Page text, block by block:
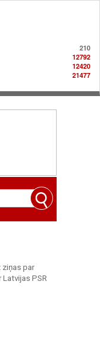
210
12792
12420
21477
ziņas par
PSR